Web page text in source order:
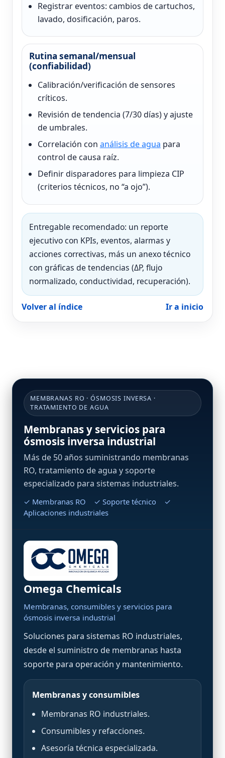
Registrar eventos: cambios de cartuchos,
lavado, dosificación, paros.
Rutina semanal/mensual
(confiabilidad)
Calibración/verificación de sensores
críticos.
Revisión de tendencia (7/30 días) y ajuste
de umbrales.
Correlación con análisis de agua para
control de causa raíz.
Definir disparadores para limpieza CIP
(criterios técnicos, no “a ojo”).
Entregable recomendado: un reporte
ejecutivo con KPIs, eventos, alarmas y
acciones correctivas, más un anexo técnico
con gráficas de tendencias (ΔP, flujo
normalizado, conductividad, recuperación).
Volver al índice Ir a inicio
MEMBRANAS RO · ÓSMOSIS INVERSA ·
TRATAMIENTO DE AGUA
Membranas y servicios para
ósmosis inversa industrial
Más de 50 años suministrando membranas
RO, tratamiento de agua y soporte
especializado para sistemas industriales.
✓ Membranas RO ✓ Soporte técnico ✓
Aplicaciones industriales
Omega Chemicals
Membranas, consumibles y servicios para
ósmosis inversa industrial
Soluciones para sistemas RO industriales,
desde el suministro de membranas hasta
soporte para operación y mantenimiento.
Membranas y consumibles
Membranas RO industriales.
Consumibles y refacciones.
Asesoría técnica especializada.